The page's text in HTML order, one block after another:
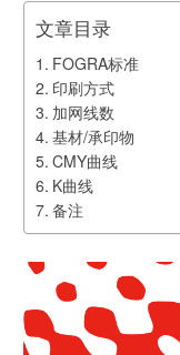
文章目录
FOGRA标准
印刷方式
加网线数
基材/承印物
CMY曲线
K曲线
备注